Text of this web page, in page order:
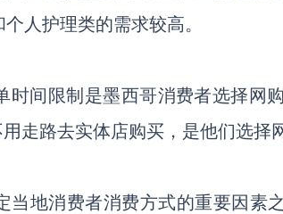
人护理类的需求较高。
时间限制是墨西哥消费者选择网
走路去实体店购买，是他们选择
当地消费者消费方式的重要因素